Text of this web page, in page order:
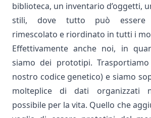
biblioteca, un inventario d’oggetti,
stili, dove tutto può essere
rimescolato e riordinato in tutti i
Effettivamente anche noi, in
siamo dei prototipi.
nostro codice genetico) e siamo
molteplice di dati organizzati
possibile per la vita. Quello che